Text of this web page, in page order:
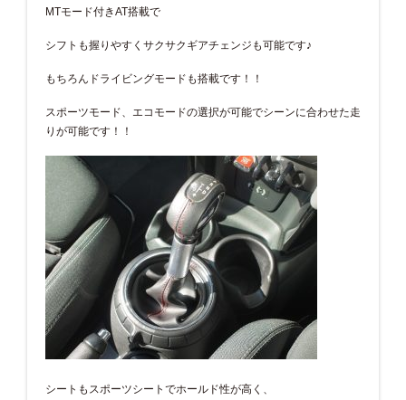
MTモード付きAT搭載で
シフトも握りやすくサクサクギアチェンジも可能です♪
もちろんドライビングモードも搭載です！！
スポーツモード、エコモードの選択が可能でシーンに合わせた走
りが可能です！！
シートもスポーツシートでホールド性が高く、